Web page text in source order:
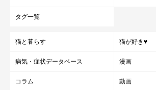
タグ一覧
猫と暮らす 猫が好き♥
病気・症状データベース 漫画
コラム 動画